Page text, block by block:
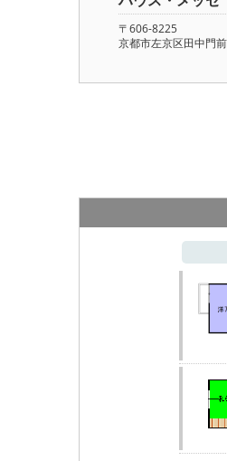
〒606-8225
京都市左京区田中門